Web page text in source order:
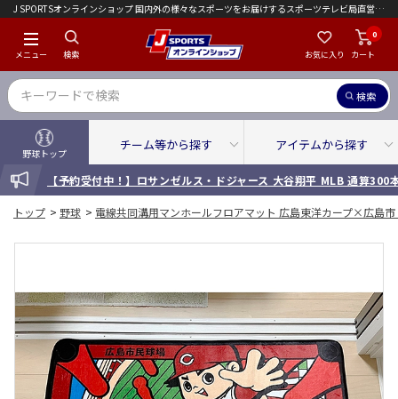
J SPORTSオンラインショップ 国内外の様々なスポーツをお届けするスポーツテレビ局直営店｜会員限定初回ご注文送料無料キャンペーン実施中！
メニュー 検索 お気に入り カート
0
検索
野球トップ
チーム等から探す
アイテムから探す
INFORMATION【予約受付中！】ロサンゼルス・ドジャース 大谷翔平 MLB 通算300
トップ > 野球 > 電線共同溝用マンホールフロアマット 広島東洋カープ×広島